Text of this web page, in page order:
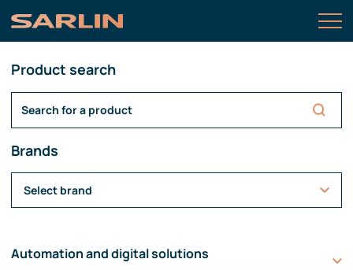
Product search
Brands
Select brand
Automation and digital solutions